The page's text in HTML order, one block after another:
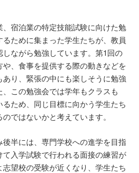
宿泊業の特定技能試験に向けた勉
ために集まった学生たちが、教員
ながら勉強しています。第1回の
、食事を提供する際の動きなどを
り、緊張の中にも楽しそうに勉強
この勉強会では学年もクラスも
ため、同じ目標に向かう学生たち
ではないかと考えています。
半には、専門学校への進学を目指
て入学試験で行われる面接の練習が
望校の受験が近くなり、学生たち